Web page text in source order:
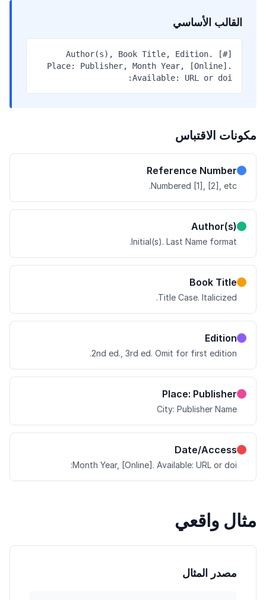
القالب الأساسي
[#] Author(s), Book Title, Edition.
Place: Publisher, Month Year, [Online].
Available: URL or doi:
مكونات الاقتباس
Reference Number
Numbered [1], [2], etc.
Author(s)
Initial(s). Last Name format.
Book Title
Title Case. Italicized.
Edition
2nd ed., 3rd ed. Omit for first edition.
Place: Publisher
City: Publisher Name
Date/Access
Month Year, [Online]. Available: URL or doi:
مثال واقعي
مصدر المثال